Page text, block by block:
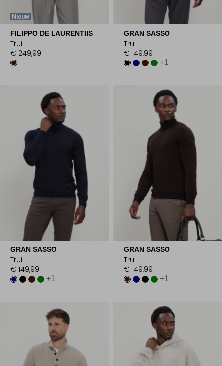
Nieuw
FILIPPO DE LAURENTIIS
Trui
€ 249,99
GRAN SASSO
Trui
€ 149,99
+1
GRAN SASSO
Trui
€ 149,99
+1
GRAN SASSO
Trui
€ 149,99
+1